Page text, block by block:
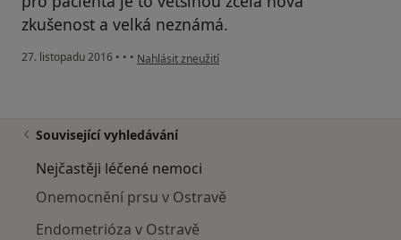
zkušenost a velká neznámá.
27. listopadu 2016 • • • podle názoru uživatele Váš účet byl odstraněn
Nahlásit zneužití
Související vyhledávání
Nejčastěji léčené nemoci
Onemocnění prsu v Ostravě
Endometrióza v Ostravě